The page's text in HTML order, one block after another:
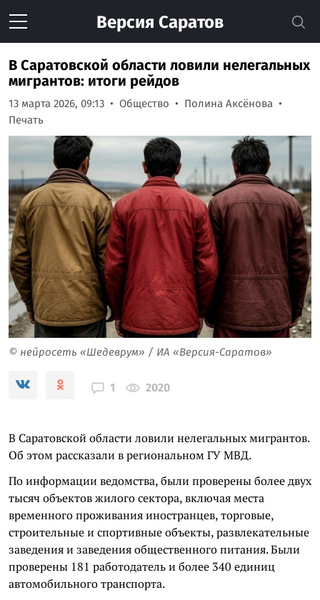
Версия Саратов
В Саратовской области ловили нелегальных
мигрантов: итоги рейдов
13 марта 2026, 09:13 Общество
Полина Аксёнова
Печать
© нейросеть «Шедеврум» / ИА «Версия-Саратов»
1 2020
В Саратовской области ловили нелегальных мигрантов.
Об этом рассказали в региональном ГУ МВД.
По информации ведомства, были проверены более двух
тысяч объектов жилого сектора, включая места
временного проживания иностранцев, торговые,
строительные и спортивные объекты, развлекательные
заведения и заведения общественного питания. Были
проверены 181 работодатель и более 340 единиц
автомобильного транспорта.